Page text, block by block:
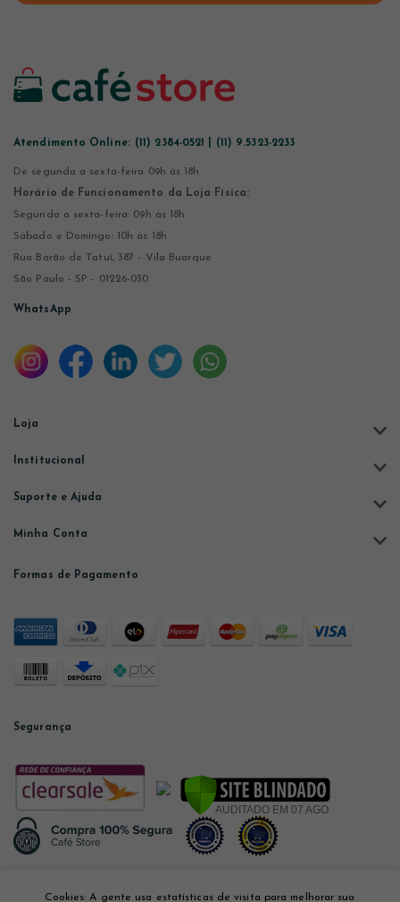
Atendimento Online: (11) 2384-0521 | (11) 9.5323-2233
De segunda a sexta-feira 09h às 18h
Horário de Funcionamento da Loja Física:
Segunda a sexta-feira: 09h às 18h
Sábado e Domingo: 10h às 18h
Rua Barão de Tatuí, 387 - Vila Buarque
São Paulo - SP - 01226-030
WhatsApp
Loja
Institucional
Suporte e Ajuda
Minha Conta
Formas de Pagamento
Segurança
Cookies: A gente usa estatísticas de visita para melhorar sua